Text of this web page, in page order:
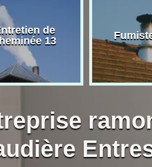
de
13